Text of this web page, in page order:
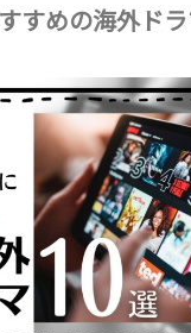
すめの海外ド